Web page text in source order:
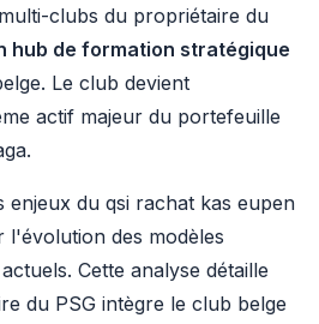
clubs du propriétaire du
hub de formation stratégique
Le club devient
actif majeur du portefeuille
enjeux du qsi rachat kas eupen
l'évolution des modèles
Cette analyse détaille
du PSG intègre le club belge